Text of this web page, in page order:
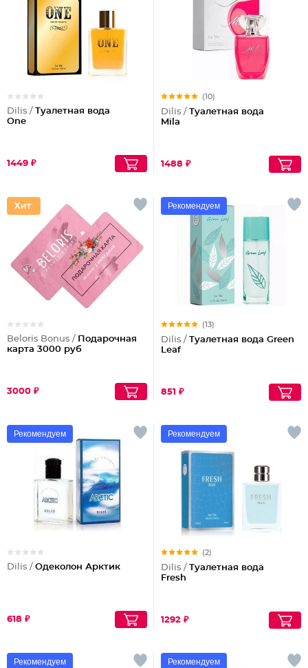
Dilis /
Туалетная вода
One
1449 ₽
(10)
Dilis /
Туалетная вода
Mila
1488 ₽
Beloris Bonus /
Подарочная
карта 3000 руб
3000 ₽
Рекомендуем
(13)
Dilis /
Туалетная вода Green
Leaf
851 ₽
Рекомендуем
Dilis / Одеколон Арктик
618 ₽
Рекомендуем
(2)
Dilis /
Туалетная вода
Fresh
1292 ₽
Рекомендуем Рекомендуем